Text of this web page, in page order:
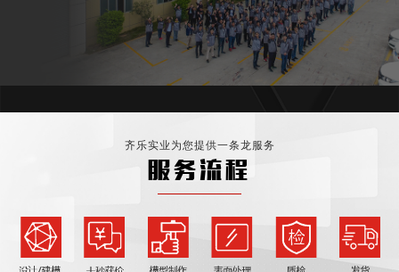
齐乐实业为您提供一条龙服务
服务流程